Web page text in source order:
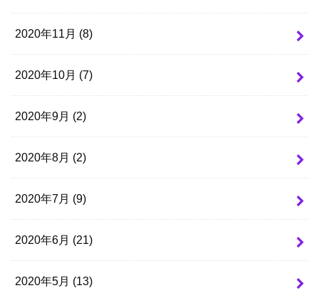
2020年11月 (8)
2020年10月 (7)
2020年9月 (2)
2020年8月 (2)
2020年7月 (9)
2020年6月 (21)
2020年5月 (13)